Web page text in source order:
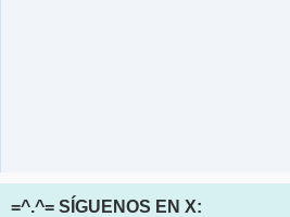
=^.^= SÍGUENOS EN X: